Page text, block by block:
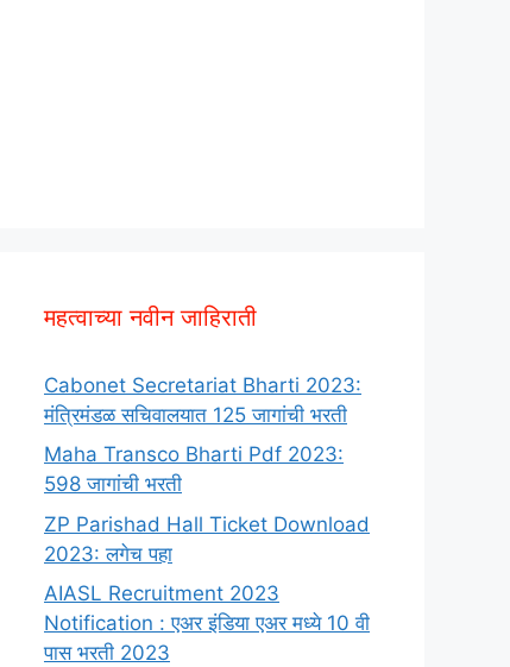
महत्वाच्या नवीन जाहिराती
Cabonet Secretariat Bharti 2023:
मंत्रिमंडळ सचिवालयात 125 जागांची भरती
Maha Transco Bharti Pdf 2023:
598 जागांची भरती
ZP Parishad Hall Ticket Download
2023: लगेच पहा
AIASL Recruitment 2023
Notification : एअर इंडिया एअर मध्ये 10 वी
पास भरती 2023